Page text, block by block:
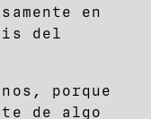
en
del
porque
de algo